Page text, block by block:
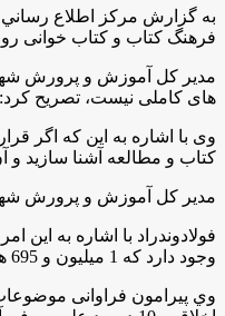
به گزارش مركز اطلاع رساني
فرهنگ کتاب و کتاب خوانی
مدیر کل آموزش و پرورش
های کاملی نیست، تصریح
وی با اشاره به این که اگر
کتاب و مطالعه آشنا سازید و
مدیر کل آموزش و پرورش
وجود دارد که 1 میلیون و 695 هزار و 260 جلد کتاب را در بر می گیرد.